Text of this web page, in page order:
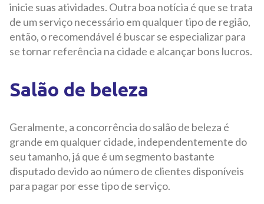
inicie suas atividades. Outra boa notícia é que se trata
de um serviço necessário em qualquer tipo de região,
então, o recomendável é buscar se especializar para
se tornar referência na cidade e alcançar bons lucros.
Salão de beleza
Geralmente, a concorrência do salão de beleza é
grande em qualquer cidade, independentemente do
seu tamanho, já que é um segmento bastante
disputado devido ao número de clientes disponíveis
para pagar por esse tipo de serviço.